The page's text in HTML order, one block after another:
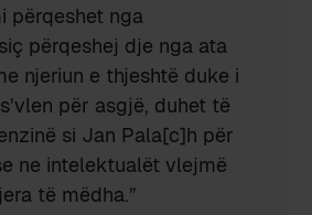
përqeshet nga
përqeshej dje nga ata
njeriun e thjeshtë duke i
për asgjë, duhet të
si Jan Pala[c]h për
ne intelektualët vlejmë
të mëdha.”